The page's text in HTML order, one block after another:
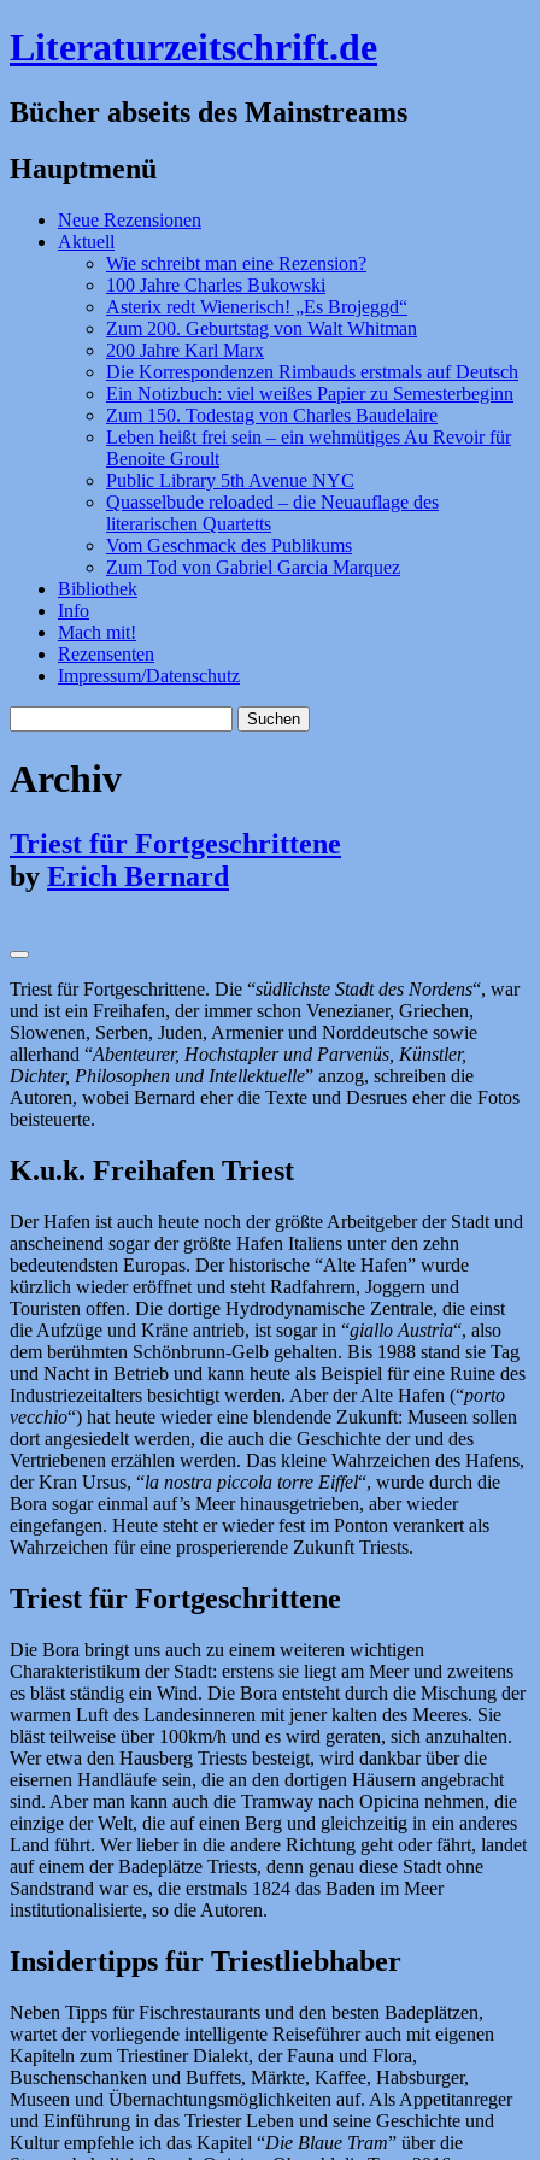
Literaturzeitschrift.de
Bücher abseits des Mainstreams
Hauptmenü
Zum
Inhalt
Neue Rezensionen
Aktuell
Wie schreibt man eine Rezension?
100 Jahre Charles Bukowski
Asterix redt Wienerisch! „Es Brojeggd“
Zum 200. Geburtstag von Walt Whitman
200 Jahre Karl Marx
Die Korrespondenzen Rimbauds erstmals auf Deutsch
Ein Notizbuch: viel weißes Papier zu Semesterbeginn
Zum 150. Todestag von Charles Baudelaire
Leben heißt frei sein – ein wehmütiges Au Revoir für
Benoite Groult
Public Library 5th Avenue NYC
Quasselbude reloaded – die Neuauflage des
literarischen Quartetts
Vom Geschmack des Publikums
Zum Tod von Gabriel Garcia Marquez
Bibliothek
Info
Mach mit!
Rezensenten
Impressum/Datenschutz
nach:
Archiv
Triest für Fortgeschrittene
by Erich Bernard
Triest für Fortgeschrittene. Die “südlichste Stadt des Nordens“, war
und ist ein Freihafen, der immer schon Venezianer, Griechen,
Slowenen, Serben, Juden, Armenier und Norddeutsche sowie
allerhand “Abenteurer, Hochstapler und Parvenüs, Künstler,
Dichter, Philosophen und Intellektuelle” anzog, schreiben die
Autoren, wobei Bernard eher die Texte und Desrues eher die Fotos
beisteuerte.
K.u.k. Freihafen Triest
Der Hafen ist auch heute noch der größte Arbeitgeber der Stadt und
anscheinend sogar der größte Hafen Italiens unter den zehn
bedeutendsten Europas. Der historische “Alte Hafen” wurde
kürzlich wieder eröffnet und steht Radfahrern, Joggern und
Touristen offen. Die dortige Hydrodynamische Zentrale, die einst
die Aufzüge und Kräne antrieb, ist sogar in “giallo Austria“, also
dem berühmten Schönbrunn-Gelb gehalten. Bis 1988 stand sie Tag
und Nacht in Betrieb und kann heute als Beispiel für eine Ruine des
Industriezeitalters besichtigt werden. Aber der Alte Hafen (“porto
vecchio“) hat heute wieder eine blendende Zukunft: Museen sollen
dort angesiedelt werden, die auch die Geschichte der und des
Vertriebenen erzählen werden. Das kleine Wahrzeichen des Hafens,
der Kran Ursus, “la nostra piccola torre Eiffel“, wurde durch die
Bora sogar einmal auf’s Meer hinausgetrieben, aber wieder
eingefangen. Heute steht er wieder fest im Ponton verankert als
Wahrzeichen für eine prosperierende Zukunft Triests.
Triest für Fortgeschrittene
Die Bora bringt uns auch zu einem weiteren wichtigen
Charakteristikum der Stadt: erstens sie liegt am Meer und zweitens
es bläst ständig ein Wind. Die Bora entsteht durch die Mischung der
warmen Luft des Landesinneren mit jener kalten des Meeres. Sie
bläst teilweise über 100km/h und es wird geraten, sich anzuhalten.
Wer etwa den Hausberg Triests besteigt, wird dankbar über die
eisernen Handläufe sein, die an den dortigen Häusern angebracht
sind. Aber man kann auch die Tramway nach Opicina nehmen, die
einzige der Welt, die auf einen Berg und gleichzeitig in ein anderes
Land führt. Wer lieber in die andere Richtung geht oder fährt, landet
auf einem der Badeplätze Triests, denn genau diese Stadt ohne
Sandstrand war es, die erstmals 1824 das Baden im Meer
institutionalisierte, so die Autoren.
Insidertipps für Triestliebhaber
Neben Tipps für Fischrestaurants und den besten Badeplätzen,
wartet der vorliegende intelligente Reiseführer auch mit eigenen
Kapiteln zum Triestiner Dialekt, der Fauna und Flora,
Buschenschanken und Buffets, Märkte, Kaffee, Habsburger,
Museen und Übernachtungsmöglichkeiten auf. Als Appetitanreger
und Einführung in das Triester Leben und seine Geschichte und
Kultur empfehle ich das Kapitel “Die Blaue Tram” über die